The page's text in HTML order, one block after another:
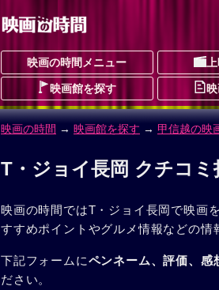
映画の時間メニュー
映画館を探す
映画の時間 → 映画館を探す → 甲信越の映
T・ジョイ長岡 クチコミ
映画の時間ではT・ジョイ長岡で映画
すすめポイントやグルメ情報などの情
下記フォームにペンネーム、評価、感
ださい。